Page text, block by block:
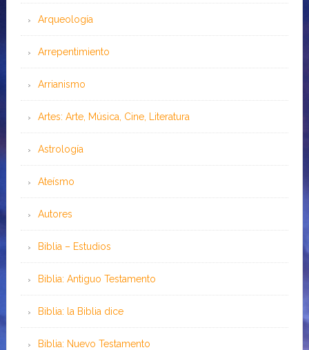
Arqueología
Arrepentimiento
Arrianismo
Artes: Arte, Música, Cine, Literatura
Astrología
Ateísmo
Autores
Biblia – Estudios
Biblia: Antiguo Testamento
Biblia: la Biblia dice
Biblia: Nuevo Testamento